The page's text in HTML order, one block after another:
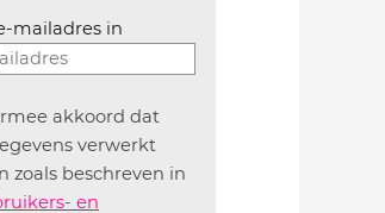
mailadres in
akkoord dat
verwerkt
zoals beschreven in
en